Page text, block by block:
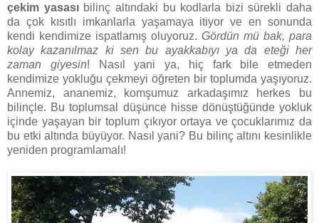
çekim yasası bilinç altındaki bu kodlarla bizi sürekli daha
da çok kısıtlı imkanlarla yaşamaya itiyor ve en sonunda
kendi kendimize ispatlamış oluyoruz. Gördün mü bak, para
kolay kazanılmaz ki sen bu ayakkabıyı ya da eteği her
zaman giyesin! Nasıl yani ya, hiç fark bile etmeden
kendimize yokluğu çekmeyi öğreten bir toplumda yaşıyoruz.
Annemiz, ananemiz, komşumuz arkadaşımız herkes bu
bilinçle. Bu toplumsal düşünce hisse dönüştüğünde yokluk
içinde yaşayan bir toplum çıkıyor ortaya ve çocuklarımız da
bu etki altında büyüyor. Nasıl yani? Bu bilinç altını kesinlikle
yeniden programlamalı!